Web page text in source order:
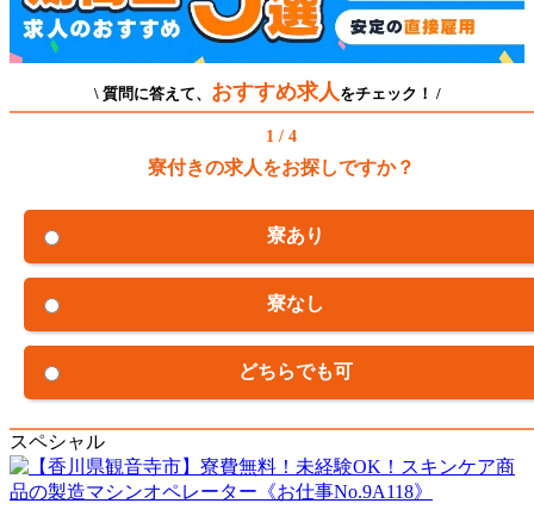
\ 質問に答えて、 おすすめ求人 をチェック！ /
1 / 4
寮付きの求人をお探しですか？
寮あり
寮なし
どちらでも可
スペシャル